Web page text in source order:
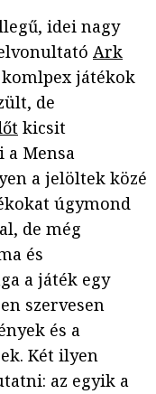
idei nagy
Ark
játékok
de
kicsit
a Mensa
a jelöltek közé
úgymond
de még
és
a játék egy
szervesen
és a
Két ilyen
az egyik a